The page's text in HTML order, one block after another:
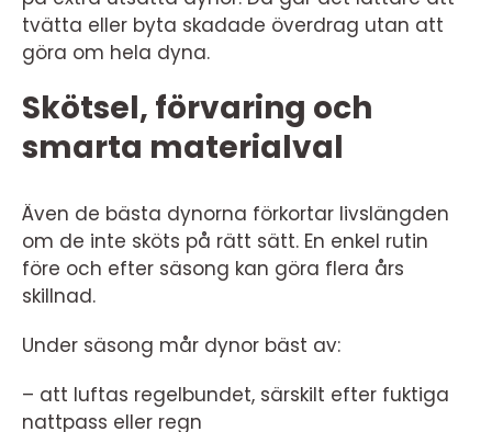
tvätta eller byta skadade överdrag utan att
göra om hela dyna.
Skötsel, förvaring och
smarta materialval
Även de bästa dynorna förkortar livslängden
om de inte sköts på rätt sätt. En enkel rutin
före och efter säsong kan göra flera års
skillnad.
Under säsong mår dynor bäst av:
– att luftas regelbundet, särskilt efter fuktiga
nattpass eller regn